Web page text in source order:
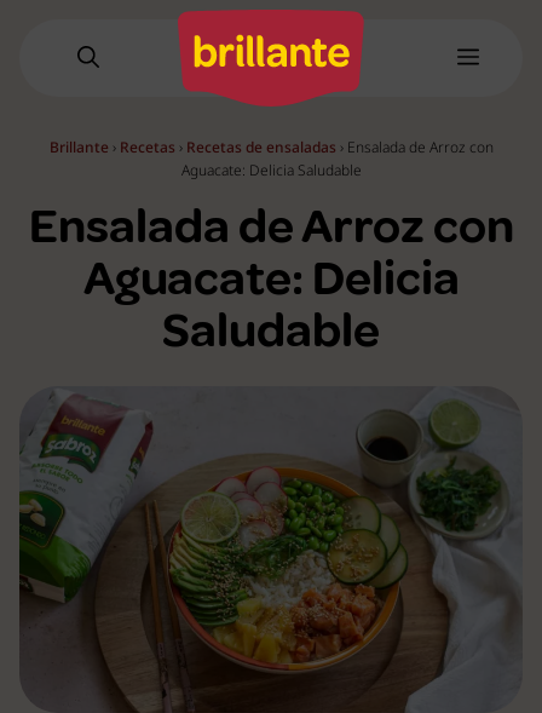
Menú
Brillante › Recetas › Recetas de ensaladas › Ensalada de Arroz con
Aguacate: Delicia Saludable
Ensalada de Arroz con
Aguacate: Delicia
Saludable